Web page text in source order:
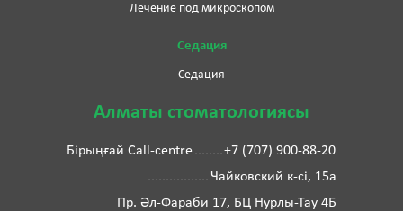
Лечение под микроскопом
Седация
Седация
Алматы стоматологиясы
Бірыңғай Call-centre
+7 (707) 900-88-20
Чайковский к-сі, 15а
Пр. Әл-Фараби 17, БЦ Нурлы-Тау 4Б